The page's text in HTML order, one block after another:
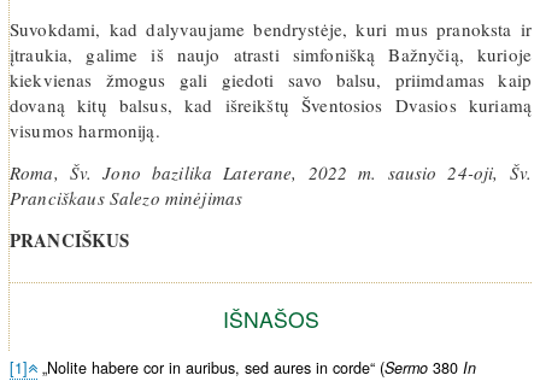
Suvokdami, kad dalyvaujame bendrystėje, kuri mus pranoksta ir
įtraukia, galime iš naujo atrasti simfonišką Bažnyčią, kurioje
kiekvienas žmogus gali giedoti savo balsu, priimdamas kaip
dovaną kitų balsus, kad išreikštų Šventosios Dvasios kuriamą
visumos harmoniją.
Roma, Šv. Jono bazilika Laterane, 2022 m. sausio 24-oji, Šv.
Pranciškaus Salezo minėjimas
PRANCIŠKUS
IŠNAŠOS
[1] „Nolite habere cor in auribus, sed aures in corde“ (Sermo 380 In